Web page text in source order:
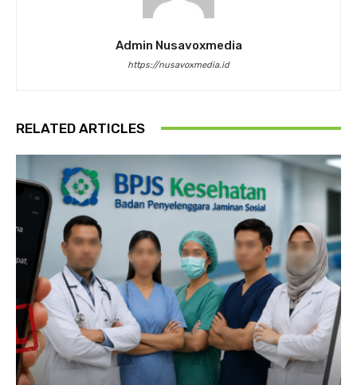
Admin Nusavoxmedia
https://nusavoxmedia.id
RELATED ARTICLES